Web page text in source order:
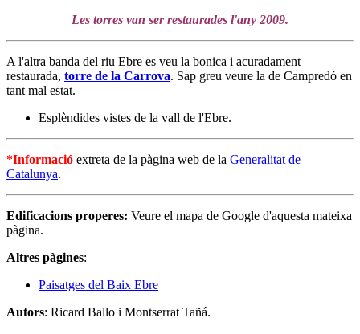
Les torres van ser restaurades l'any 2009.
A l'altra banda del riu Ebre es veu la bonica i acuradament
restaurada, torre de la Carrova. Sap greu veure la de Campredó en
tant mal estat.
Esplèndides vistes de la vall de l'Ebre.
*Informació extreta de la pàgina web de la Generalitat de
Catalunya.
Edificacions properes: Veure el mapa de Google d'aquesta mateixa
pàgina.
Altres pàgines:
Paisatges del Baix Ebre
Autors: Ricard Ballo i Montserrat Tañá.